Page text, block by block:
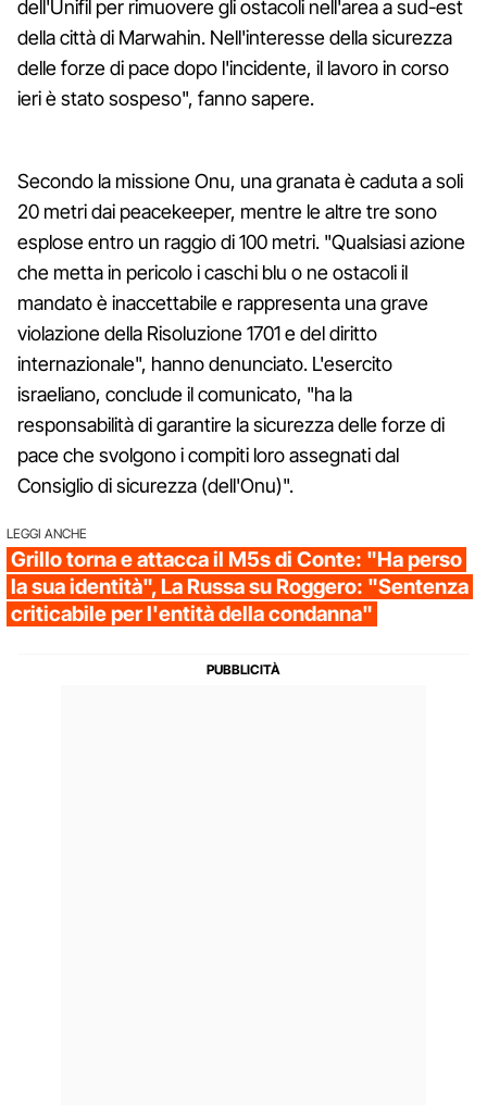
dell'Unifil per rimuovere gli ostacoli nell'area a sud-est
della città di Marwahin. Nell'interesse della sicurezza
delle forze di pace dopo l'incidente, il lavoro in corso
ieri è stato sospeso", fanno sapere.
Secondo la missione Onu, una granata è caduta a soli
20 metri dai peacekeeper, mentre le altre tre sono
esplose entro un raggio di 100 metri. "Qualsiasi azione
che metta in pericolo i caschi blu o ne ostacoli il
mandato è inaccettabile e rappresenta una grave
violazione della Risoluzione 1701 e del diritto
internazionale", hanno denunciato. L'esercito
israeliano, conclude il comunicato, "ha la
responsabilità di garantire la sicurezza delle forze di
pace che svolgono i compiti loro assegnati dal
Consiglio di sicurezza (dell'Onu)".
LEGGI ANCHE
Grillo torna e attacca il M5s di Conte: "Ha perso
la sua identità", La Russa su Roggero: "Sentenza
criticabile per l'entità della condanna"